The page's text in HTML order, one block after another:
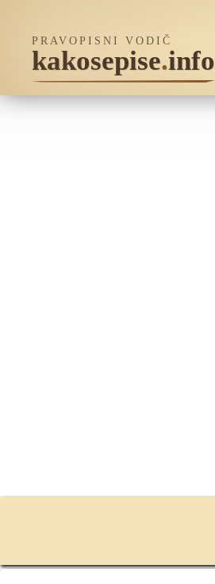
PRAVOPISNI VODIČ
kakosepise.info